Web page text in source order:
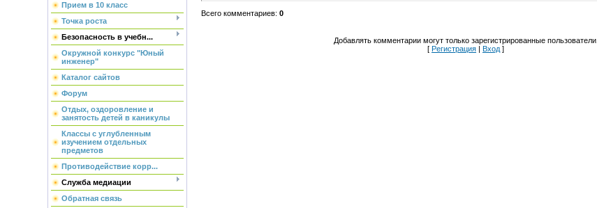
Прием в 10 класс
Точка роста
Безопасность в учебн...
Окружной конкурс "Юный
инженер"
Каталог сайтов
Форум
Отдых, оздоровление и
занятость детей в каникулы
Классы с углубленным
изучением отдельных
предметов
Противодействие корр...
Служба медиации
Обратная связь
Всего комментариев: 0
Добавлять комментарии могут только зарегистрированные пользователи.
[ Регистрация | Вход ]